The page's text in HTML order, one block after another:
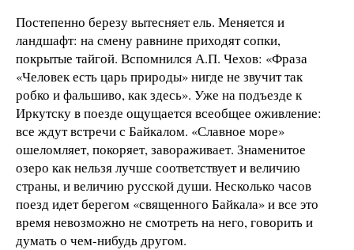
Постепенно березу вытесняет ель. Меняется и
ландшафт: на смену равнине приходят сопки,
покрытые тайгой. Вспомнился А.П. Чехов: «Фраза
«Человек есть царь природы» нигде не звучит так
робко и фальшиво, как здесь». Уже на подъезде к
Иркутску в поезде ощущается всеобщее оживление:
все ждут встречи с Байкалом. «Славное море»
ошеломляет, покоряет, завораживает. Знаменитое
озеро как нельзя лучше соответствует и величию
страны, и величию русской души. Несколько часов
поезд идет берегом «священного Байкала» и все это
время невозможно не смотреть на него, говорить и
думать о чем-нибудь другом.